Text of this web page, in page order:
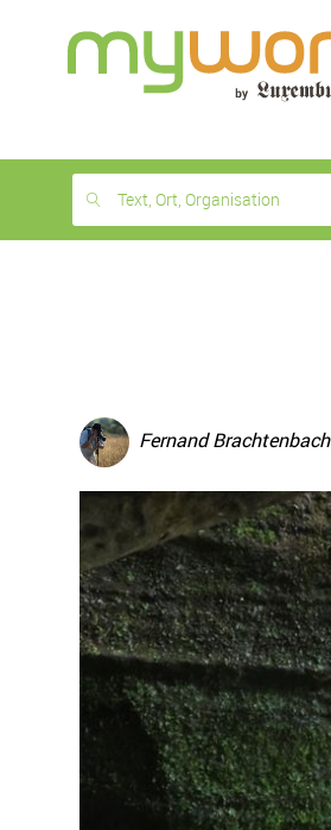
month
free
Text, Ort, Organisation
Fernand Brachtenbach